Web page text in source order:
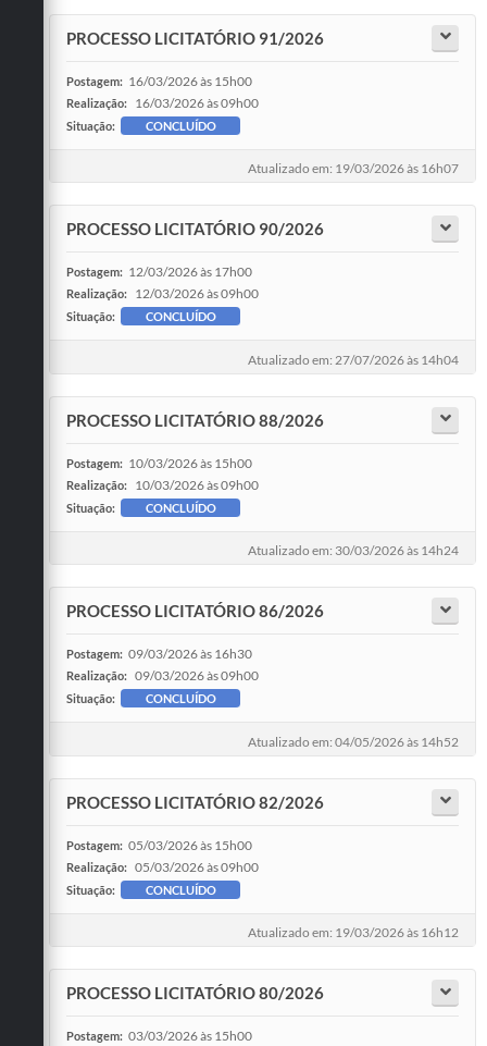
PROCESSO LICITATÓRIO 91/2026
Postagem: 16/03/2026 às 15h00
Realização: 16/03/2026 às 09h00
Situação: CONCLUÍDO
Atualizado em: 19/03/2026 às 16h07
PROCESSO LICITATÓRIO 90/2026
Postagem: 12/03/2026 às 17h00
Realização: 12/03/2026 às 09h00
Situação: CONCLUÍDO
Atualizado em: 27/07/2026 às 14h04
PROCESSO LICITATÓRIO 88/2026
Postagem: 10/03/2026 às 15h00
Realização: 10/03/2026 às 09h00
Situação: CONCLUÍDO
Atualizado em: 30/03/2026 às 14h24
PROCESSO LICITATÓRIO 86/2026
Postagem: 09/03/2026 às 16h30
Realização: 09/03/2026 às 09h00
Situação: CONCLUÍDO
Atualizado em: 04/05/2026 às 14h52
PROCESSO LICITATÓRIO 82/2026
Postagem: 05/03/2026 às 15h00
Realização: 05/03/2026 às 09h00
Situação: CONCLUÍDO
Atualizado em: 19/03/2026 às 16h12
PROCESSO LICITATÓRIO 80/2026
Postagem: 03/03/2026 às 15h00